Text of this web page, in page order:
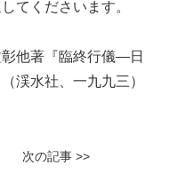
てくださいます。
他著『臨終行儀—日
渓水社、一九九三）
次の記事 >>